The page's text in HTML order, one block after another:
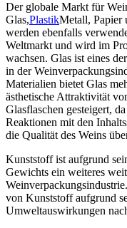
Der globale Markt für
Glas,PlastikMetall, Papier
werden ebenfalls
Weltmarkt und wird im
wachsen. Glas ist eines
in der
Materialien bietet Glas
ästhetische Attraktivität
Glasflaschen gesteigert,
Reaktionen mit den
die Qualität des Weins
Kunststoff ist aufgrund
Gewichts ein weiteres
von Kunststoff aufgrund
Umweltauswirkungen